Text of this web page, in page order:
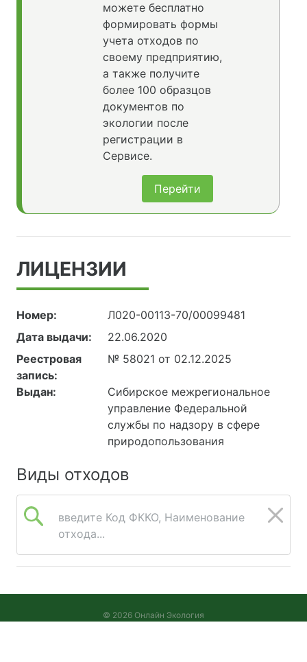
можете бесплатно
формировать формы
учета отходов по
своему предприятию,
а также получите
более 100 образцов
документов по
экологии после
регистрации в
Сервисе.
Перейти
ЛИЦЕНЗИИ
Номер:
Л020-00113-70/00099481
Дата выдачи:
22.06.2020
Реестровая
запись:
№ 58021 от 02.12.2025
Выдан:
Сибирское межрегиональное
управление Федеральной
службы по надзору в сфере
природопользования
Виды отходов
введите Код ФККО, Наименование
отхода...
© 2026 Онлайн Экология